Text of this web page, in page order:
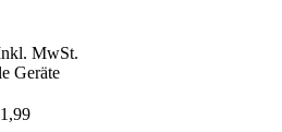
MwSt.
Geräte